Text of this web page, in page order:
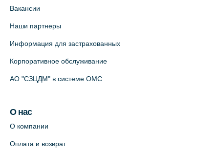
Вакансии
Наши партнеры
Информация для застрахованных
Корпоративное обслуживание
АО "СЗЦДМ" в системе ОМС
О нас
О компании
Оплата и возврат